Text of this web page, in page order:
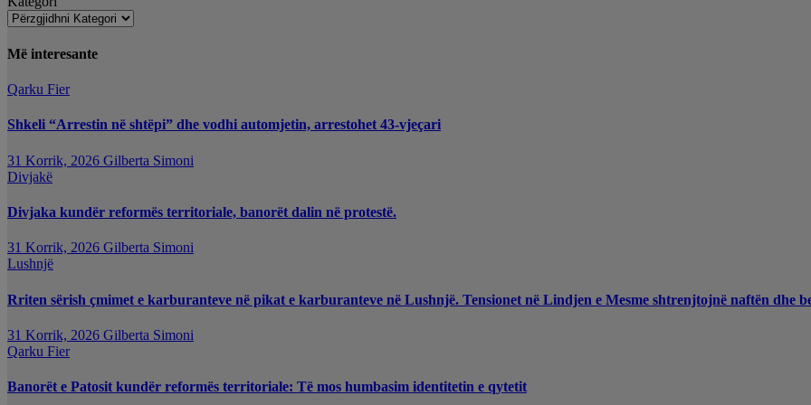
Më interesante
Qarku Fier
Shkeli “Arrestin në shtëpi” dhe vodhi automjetin, arrestohet 43-vjeçari
31 Korrik, 2026 Gilberta Simoni
Divjakë
Divjaka kundër reformës territoriale, banorët dalin në protestë.
31 Korrik, 2026 Gilberta Simoni
Lushnjë
Rriten sërish çmimet e karburanteve në pikat e karburanteve në Lushnjë. Tensionet në Lindjen e Mesme shtrenjtojnë naftën dhe
31 Korrik, 2026 Gilberta Simoni
Qarku Fier
Banorët e Patosit kundër reformës territoriale: Të mos humbasim identitetin e qytetit